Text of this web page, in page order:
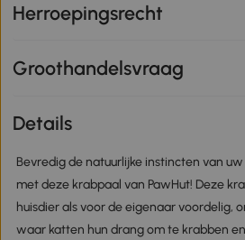
Herroepingsrecht
Groothandelsvraag
Details
Bevredig de natuurlijke instincten van
met deze krabpaal van PawHut! Deze
huisdier als voor de eigenaar voordelig,
waar katten hun drang om te krabben